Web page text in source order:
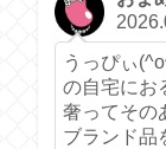
うっぴぃ
の自宅にお
奢ってその
ブランド品